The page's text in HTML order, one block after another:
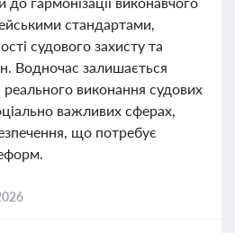
стандартами,
судового захисту та
Водночас залишається
реального виконання судових
важливих сферах,
що потребує